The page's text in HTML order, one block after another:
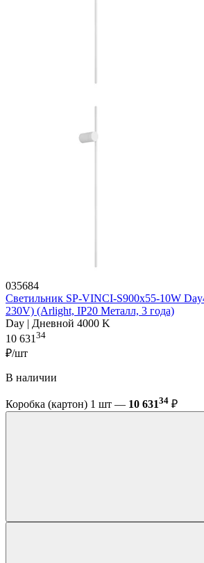
035684
Светильник SP-VINCI-S900x55-10W
230V) (Arlight, IP20 Металл, 3 года)
Day | Дневной 4000 K
10 631 34
₽/шт
В наличии
Коробка (картон) 1 шт — 10 63134 ₽